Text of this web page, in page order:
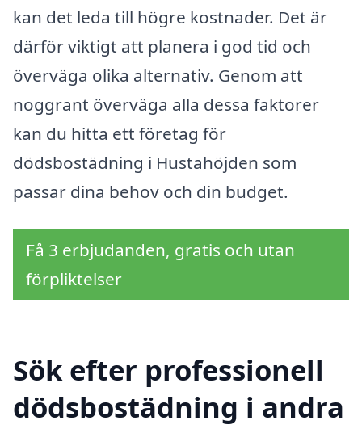
kan det leda till högre kostnader. Det är
därför viktigt att planera i god tid och
överväga olika alternativ. Genom att
noggrant överväga alla dessa faktorer
kan du hitta ett företag för
dödsbostädning i Hustahöjden som
passar dina behov och din budget.
Få 3 erbjudanden, gratis och utan
förpliktelser
Sök efter professionell
dödsbostädning i andra